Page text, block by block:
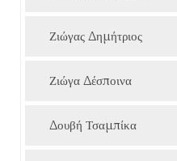
Ζιώγας Δημήτριος
Ζιώγα Δέσποινα
Δουβή Τσαμπίκα